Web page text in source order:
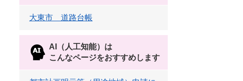
大東市 道路台帳
AI（人工知能）は
こんなページをおすすめします